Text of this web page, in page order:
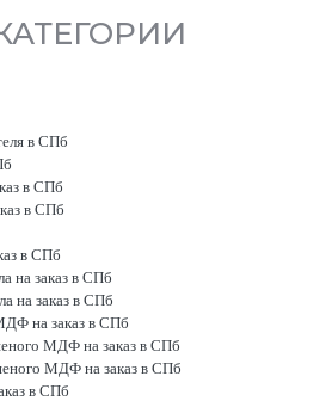
в СПб
в СПб
в СПб
в СПб
на заказ в СПб
на заказ в СПб
на заказ в СПб
МДФ на заказ в СПб
МДФ на заказ в СПб
в СПб